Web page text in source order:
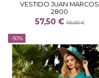
VESTIDO JUAN MARCOS
2800
57,50 €115,00 €
-50%